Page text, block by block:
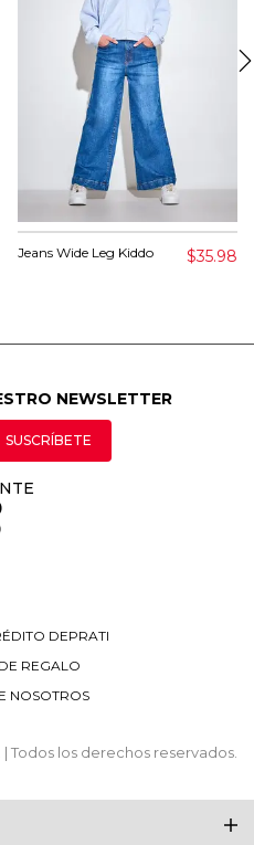
Jeans Wide Leg Kiddo $35.98
NEWSLETTER
SUSCRÍBETE
DEPRATI
REGALO
NOSOTROS
Todos los derechos reservados.